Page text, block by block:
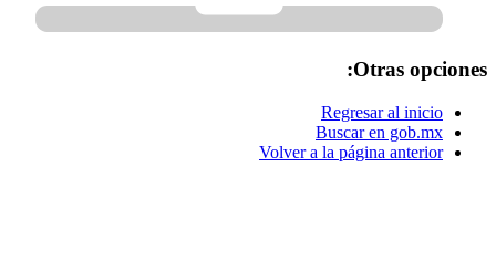
Otras opciones:
Regresar al inicio
Buscar en gob.mx
Volver a la página anterior